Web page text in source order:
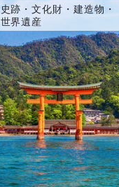
史跡・文化財・建造物・
世界遺産